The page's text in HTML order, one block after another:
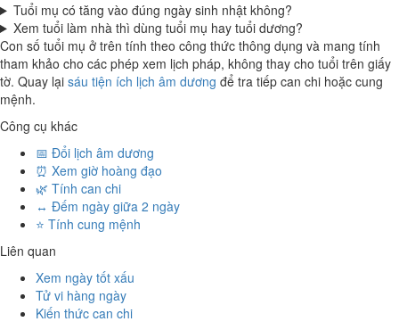
Tuổi mụ có tăng vào đúng ngày sinh nhật không?
Xem tuổi làm nhà thì dùng tuổi mụ hay tuổi dương?
Con số tuổi mụ ở trên tính theo công thức thông dụng và mang tính
tham khảo cho các phép xem lịch pháp, không thay cho tuổi trên giấy
tờ. Quay lại sáu tiện ích lịch âm dương để tra tiếp can chi hoặc cung
mệnh.
Công cụ khác
📅 Đổi lịch âm dương
⏰ Xem giờ hoàng đạo
🌿 Tính can chi
↔️ Đếm ngày giữa 2 ngày
⭐ Tính cung mệnh
Liên quan
Xem ngày tốt xấu
Tử vi hàng ngày
Kiến thức can chi